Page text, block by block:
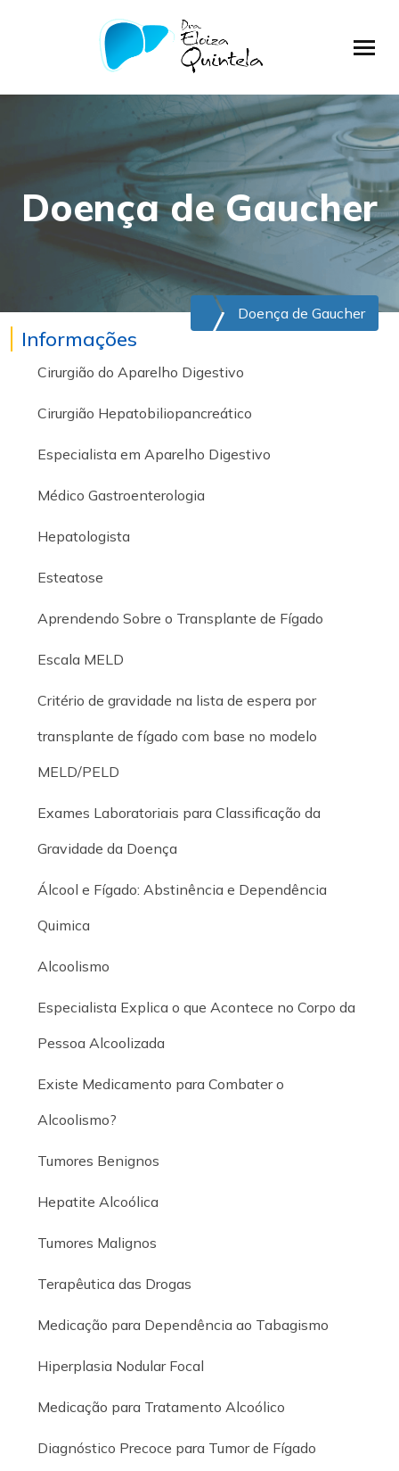
Doença de Gaucher
Doença de Gaucher
Informações
Cirurgião do Aparelho Digestivo
Cirurgião Hepatobiliopancreático
Especialista em Aparelho Digestivo
Médico Gastroenterologia
Hepatologista
Esteatose
Aprendendo Sobre o Transplante de Fígado
Escala MELD
Critério de gravidade na lista de espera por
transplante de fígado com base no modelo
MELD/PELD
Exames Laboratoriais para Classificação da
Gravidade da Doença
Álcool e Fígado: Abstinência e Dependência
Quimica
Alcoolismo
Especialista Explica o que Acontece no Corpo da
Pessoa Alcoolizada
Existe Medicamento para Combater o
Alcoolismo?
Tumores Benignos
Hepatite Alcoólica
Tumores Malignos
Terapêutica das Drogas
Medicação para Dependência ao Tabagismo
Hiperplasia Nodular Focal
Medicação para Tratamento Alcoólico
Diagnóstico Precoce para Tumor de Fígado